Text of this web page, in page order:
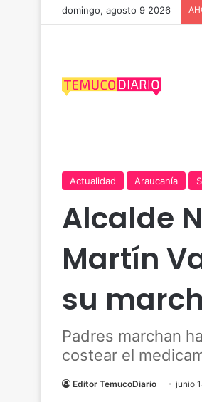
domingo, agosto 9 2026
Actualidad Araucanía
Alcalde
Martín
su
Padres marchan
costear el
Editor TemucoDiario junio